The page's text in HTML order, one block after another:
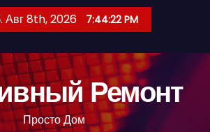
Авг 8th, 2026 7:44:22 PM
Ремонт
Просто Дом